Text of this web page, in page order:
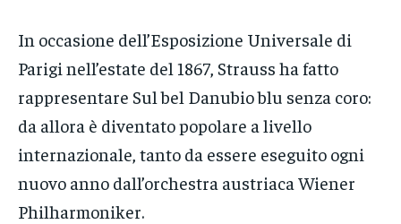
In occasione dell’Esposizione Universale di
Parigi nell’estate del 1867, Strauss ha fatto
rappresentare Sul bel Danubio blu senza coro:
da allora è diventato popolare a livello
internazionale, tanto da essere eseguito ogni
nuovo anno dall’orchestra austriaca Wiener
Philharmoniker.